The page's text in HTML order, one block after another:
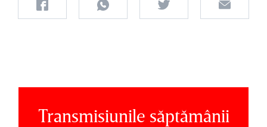
Transmisiunile săptămânii